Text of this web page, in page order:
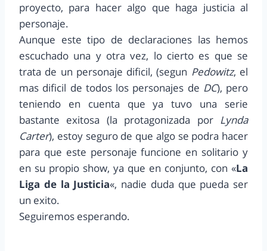
proyecto, para hacer algo que haga justicia al
personaje.
Aunque este tipo de declaraciones las hemos
escuchado una y otra vez, lo cierto es que se
trata de un personaje dificil, (segun Pedowitz, el
mas dificil de todos los personajes de DC), pero
teniendo en cuenta que ya tuvo una serie
bastante exitosa (la protagonizada por Lynda
Carter), estoy seguro de que algo se podra hacer
para que este personaje funcione en solitario y
en su propio show, ya que en conjunto, con «La
Liga de la Justicia«, nadie duda que pueda ser
un exito.
Seguiremos esperando.